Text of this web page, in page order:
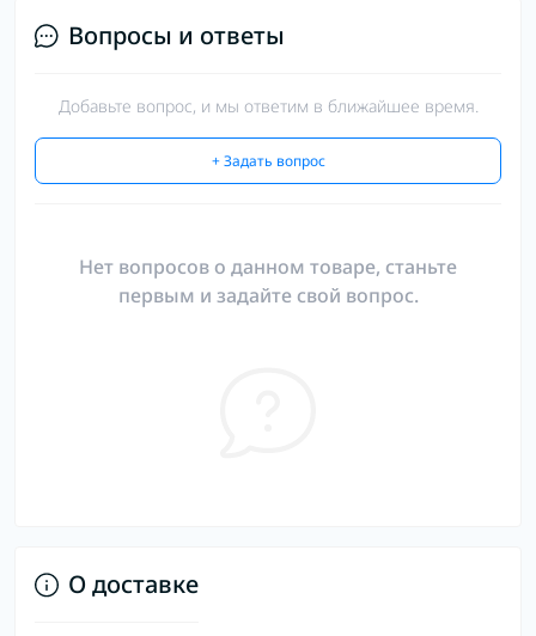
Вопросы и ответы
Добавьте вопрос, и мы ответим в ближайшее время.
+ Задать вопрос
Нет вопросов о данном товаре, станьте
первым и задайте свой вопрос.
О доставке